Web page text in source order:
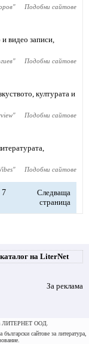
" Подобни сайтове
видео записи,
" Подобни сайтове
културата и
" Подобни сайтове
" Подобни сайтове
7
Следваща
страница
на LiterNet
За реклама
ЛИТЕРНЕТ ООД.
сайтове за литература,